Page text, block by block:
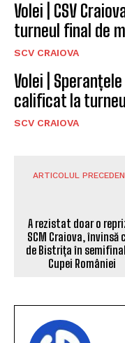
Volei | CSV
turneul final de
SCV CRAIOVA
Volei |
calificat la
SCV CRAIOVA
ARTICOLUL
A rezistat doar o
Cupei României